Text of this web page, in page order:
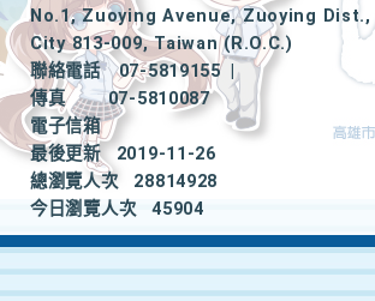
No.1, Zuoying Avenue, Zuoying
City 813-009, Taiwan (R.O.C.)
聯絡電話
07-5819155
|
傳真
07-5810087
電子信箱
最後更新
2019-11-26
總瀏覽人次
28814928
今日瀏覽人次
45904